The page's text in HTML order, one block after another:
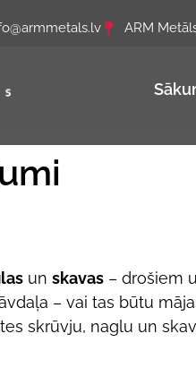
ARM
un skavas – drošiem
– vai tas būtu
skrūvju, naglu un